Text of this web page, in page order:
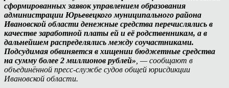
сформированных заявок управлением образования
администрации Юрьевецкого муниципального района
Ивановской области денежные средства перечислялись в
качестве заработной платы ей и её родственникам, а в
дальнейшем распределялись между соучастниками.
Подсудимая обвиняется в хищении бюджетные средства
на сумму более 2 миллионов рублей» , — сообщают в
объединённой пресс-службе судов общей юрисдикции
Ивановской области.